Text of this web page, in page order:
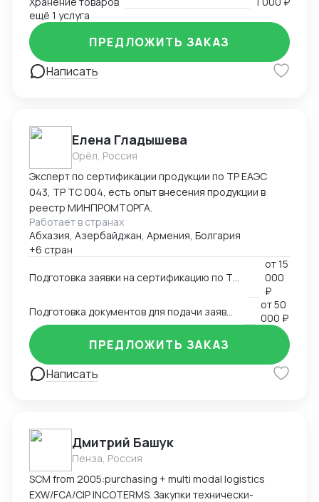
ещё 1 услуга
Написать
ПРЕДЛОЖИТЬ ЗАКАЗ
Елена Гладышева
Орёл, Россия
Эксперт по сертификации продукции по ТР ЕАЭС
043, ТР ТС 004, есть опыт внесения продукции в
реестр МИНПРОМТОРГА.
Работает в странах
Абхазия, Азербайджан, Армения, Болгария
+6 стран
Подготовка заявки на сертификацию по ТР ЕАЭС 043, ТР ТС 004, ТР ТС 020, ТР ТС 010, 123-ФЗ
от15
000
₽
от50
000 ₽
Написать
ПРЕДЛОЖИТЬ ЗАКАЗ
Дмитрий Башук
Пенза, Россия
SCM from 2005:purchasing + multi modal logistics
EXW/FCA/CIP INCOTERMS. Закупки технически-